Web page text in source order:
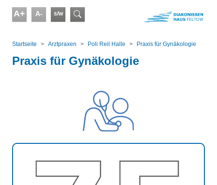
A+ A- s/w Suchformular
Startseite
Arztpraxen Poli Reil Halle Praxis für Gynäkologie
Praxis für Gynäkologie